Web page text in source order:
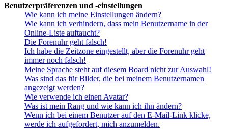
Benutzerpräferenzen und -einstellungen
Wie kann ich meine Einstellungen ändern?
Wie kann ich verhindern, dass mein Benutzername in der
Online-Liste auftaucht?
Die Forenuhr geht falsch!
Ich habe die Zeitzone eingestellt, aber die Forenuhr geht
immer noch falsch!
Meine Sprache steht auf diesem Board nicht zur Auswahl!
Was sind das für Bilder, die bei meinem Benutzernamen
angezeigt werden?
Wie verwende ich einen Avatar?
Was ist mein Rang und wie kann ich ihn ändern?
Wenn ich bei einem Benutzer auf den E-Mail-Link klicke,
werde ich aufgefordert, mich anzumelden.